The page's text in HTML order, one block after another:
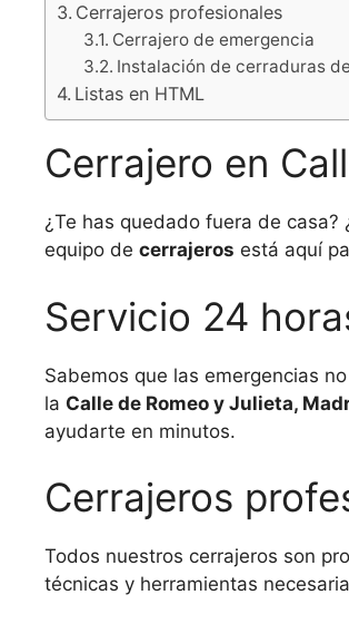
Cerrajeros profesionales
Cerrajero de emergencia
Instalación de cerraduras
Listas en HTML
Cerrajero en
¿Te has quedado fuera de
equipo de cerrajeros está aquí
Servicio 24
Sabemos que las emergencias
la Calle de Romeo y Julieta,
ayudarte en minutos.
Cerrajeros
Todos nuestros cerrajeros son
técnicas y herramientas